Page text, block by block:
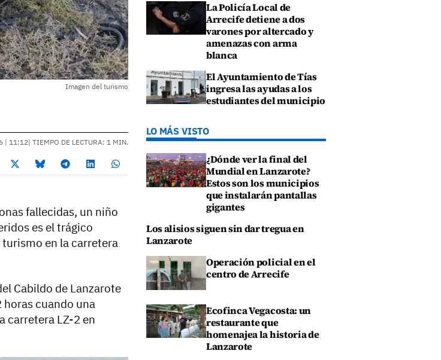
Imagen del turismo
| 11:12| TIEMPO DE LECTURA: 1 MIN.
fallecidas, un niño
es el trágico
en la carretera
Cabildo de Lanzarote
cuando una
carretera LZ-2 en
La Policía Local de
Arrecife detiene a dos
varones por altercado y
amenazas con arma
blanca
El Ayuntamiento de Tías
ingresa las ayudas a los
estudiantes del municipio
LO MÁS VISTO
¿Dónde ver la final del
Mundial en Lanzarote?
Estos son los municipios
que instalarán pantallas
gigantes
Los alisios siguen sin dar tregua en
Lanzarote
Operación policial en el
centro de Arrecife
Ecofinca Vegacosta: un
restaurante que
homenajea la historia de
Lanzarote